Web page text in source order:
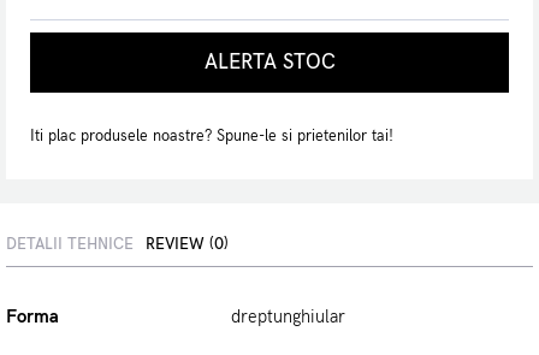
ALERTA STOC
Iti plac produsele noastre? Spune-le si prietenilor tai!
DETALII TEHNICE REVIEW (0)
Forma dreptunghiular